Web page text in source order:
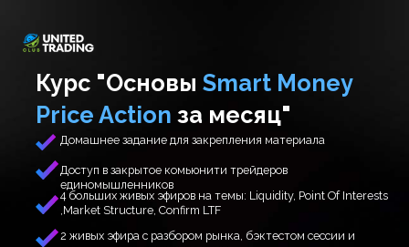
Доступ в закрытое комьюнити трейдеров
Price Actionза месяц"
Александр Зуев,
2 живых эфира с разбором рынка, бэктестом сессии и
прогнозами на движение цены
4 больших живых эфиров на темы: Liquidity, Point Of Interests
,Market Structure, Confirm LTF
Домашнее задание для закрепления материала